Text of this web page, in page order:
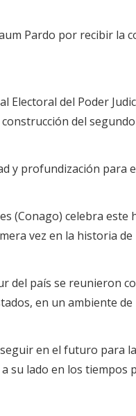
Pardo por recibir la
Electoral del Poder
del
y profundización para
(Conago) celebra
vez en la historia
del país se reunieron
en un ambiente
en el futuro para
lado en los tiempos